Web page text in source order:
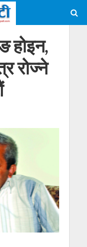
होइन,
रोज्ने